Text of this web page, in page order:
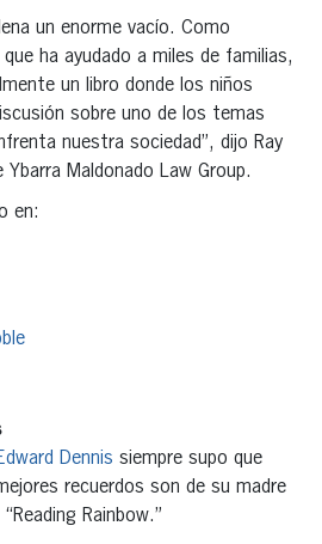
un enorme vacío. Como
ha ayudado a miles de familias,
un libro donde los niños
sobre uno de los temas
nuestra sociedad”, dijo Ray
Maldonado Law Group.
en:
Dennis siempre supo que
recuerdos son de su madre
Rainbow.”